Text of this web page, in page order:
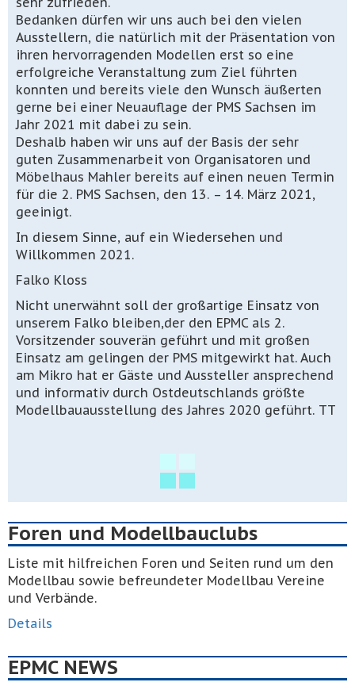
Bedanken dürfen wir uns auch bei den vielen
Ausstellern, die natürlich mit der Präsentation von
ihren hervorragenden Modellen erst so eine
erfolgreiche Veranstaltung zum Ziel führten
konnten und bereits viele den Wunsch äußerten
gerne bei einer Neuauflage der PMS Sachsen im
Jahr 2021 mit dabei zu sein.
Deshalb haben wir uns auf der Basis der sehr
guten Zusammenarbeit von Organisatoren und
Möbelhaus Mahler bereits auf einen neuen Termin
für die 2. PMS Sachsen, den 13. – 14. März 2021,
geeinigt.
In diesem Sinne, auf ein Wiedersehen und
Willkommen 2021.
Falko Kloss
Nicht unerwähnt soll der großartige Einsatz von
unserem Falko bleiben,der den EPMC als 2.
Vorsitzender souverän geführt und mit großen
Einsatz am gelingen der PMS mitgewirkt hat. Auch
am Mikro hat er Gäste und Aussteller ansprechend
und informativ durch Ostdeutschlands größte
Modellbauausstellung des Jahres 2020 geführt. TT
Foren und Modellbauclubs
Liste mit hilfreichen Foren und Seiten rund um den
Modellbau sowie befreundeter Modellbau Vereine
und Verbände.
Details
EPMC NEWS